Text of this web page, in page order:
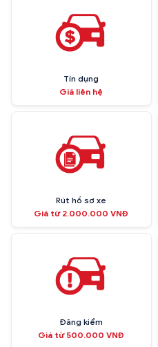
Tín dụng
Giá liên hệ
Rút hồ sơ xe
Giá từ 2.000.000 VNĐ
Đăng kiểm
Giá từ 500.000 VNĐ